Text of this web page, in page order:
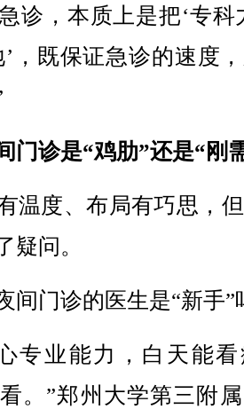
诊，本质上是把‘专科
’，既保证急诊的速度
门诊是“鸡肋”还是“刚
度、布局有巧思，
疑问。
诊的医生是“新手”
业能力，白天能看
。”郑州大学第三附